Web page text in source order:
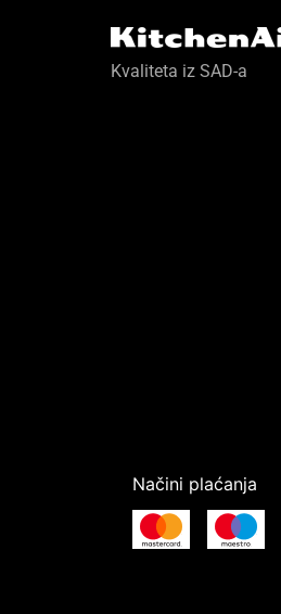
Kvaliteta iz SAD-a
Načini plaćanja